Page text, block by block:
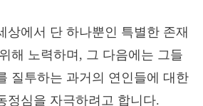
상에서 단 하나뿐인 특별한 존재
해 노력하며, 그 다음에는 그들
질투하는 과거의 연인들에 대한
정심을 자극하려고 합니다.